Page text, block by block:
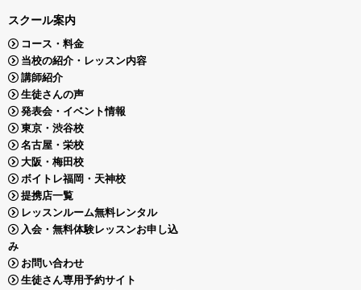
スクール案内
コース・料金
当校の紹介・レッスン内容
講師紹介
生徒さんの声
発表会・イベント情報
東京・渋谷校
名古屋・栄校
大阪・梅田校
ボイトレ福岡・天神校
提携店一覧
レッスンルーム無料レンタル
入会・無料体験レッスンお申し込
み
お問い合わせ
生徒さん専用予約サイト